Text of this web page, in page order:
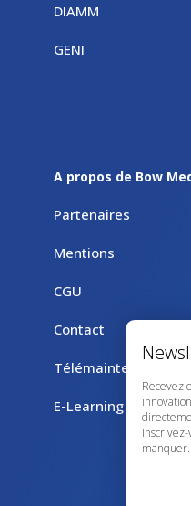
DIAMM
GENI
A propos de Bow
Partenaires
Mentions
CGU
Contact
Télémaintenance
E-Learning
Recevez
manquer.